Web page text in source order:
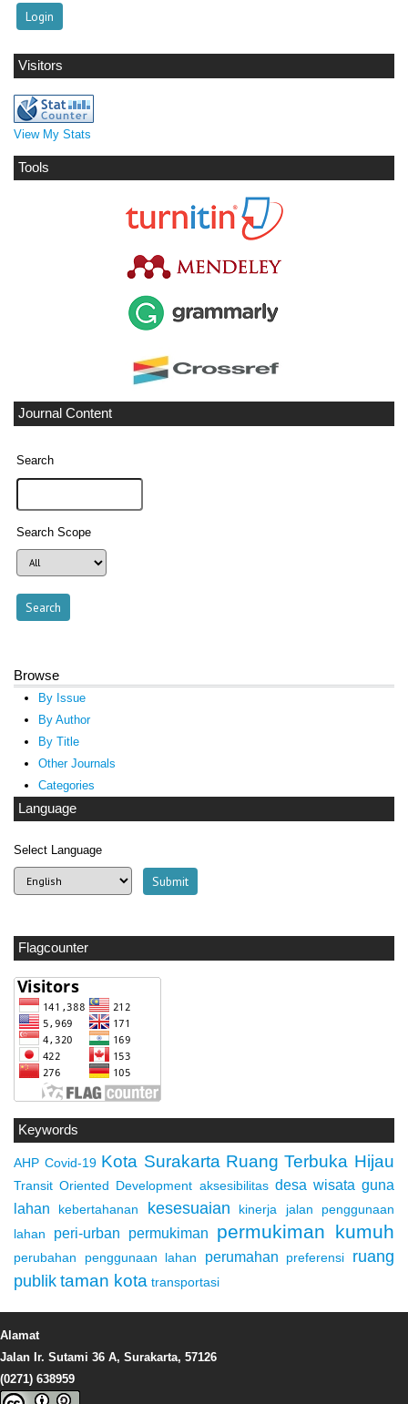
Visitors
View My Stats
Tools
Journal Content
Search
Search Scope
Browse
By Issue
By Author
By Title
Other Journals
Categories
Language
Select Language
Flagcounter
Keywords
AHP Covid-19 Kota Surakarta Ruang Terbuka Hijau
Transit Oriented Development aksesibilitas desa wisata guna
lahan
kebertahanan kesesuaian kinerja jalan
penggunaan
lahan
peri-urban permukiman permukiman kumuh
perubahan penggunaan lahan perumahan preferensi
ruang
publik taman kota transportasi
Alamat
Jalan Ir. Sutami 36 A, Surakarta, 57126
(0271) 638959